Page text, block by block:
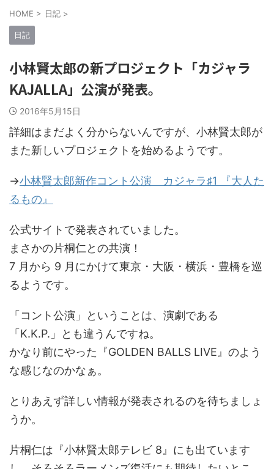
HOME > 日記 >
日記
小林賢太郎の新プロジェクト「カジャラ
KAJALLA」公演が発表。
2016年5月15日
詳細はまだよく分からないんですが、小林賢太郎が
また新しいプロジェクトを始めるようです。
→小林賢太郎新作コント公演 カジャラ♯1 『大人た
るもの』
公式サイトで発表されていました。
まさかの片桐仁との共演！
7 月から 9 月にかけて東京・大阪・横浜・豊橋を巡
るようです。
「コント公演」ということは、演劇である
「K.K.P.」とも違うんですね。
かなり前にやった『GOLDEN BALLS LIVE』のよう
な感じなのかなぁ。
とりあえず詳しい情報が発表されるのを待ちましょ
うか。
片桐仁は『小林賢太郎テレビ 8』にも出ています